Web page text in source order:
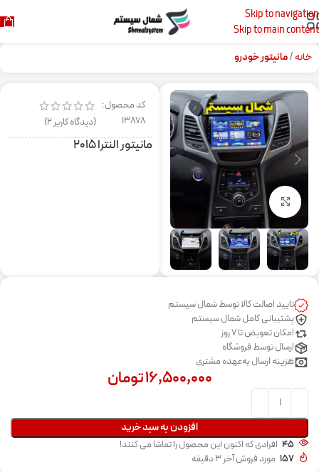
Skip to navigation
Skip to main content
خانه مانیتور خودرو
برای بزرگنمایی کلیک کنید
کد محصول:
13878
(دیدگاه کاربر2
)
مانیتور النترا ۲۰۱۵
تایید اصالت کالا توسط شمال سیستم
پشتیبانی کامل شمال سیستم
امکان تعویض تا 7 روز
ارسال توسط فروشگاه
هزینه ارسال به‌عهده مشتری
۱۶,۵۰۰,۰۰۰تومان
افزودن به سبد خرید
45 افرادی که اکنون این محصول را تماشا می کنند!
157 مورد فروش آخر 3 دقیقه